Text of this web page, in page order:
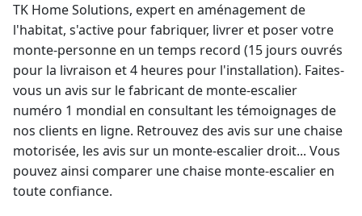
TK Home Solutions, expert en aménagement de
l'habitat, s'active pour fabriquer, livrer et poser votre
monte-personne en un temps record (15 jours ouvrés
pour la livraison et 4 heures pour l'installation). Faites-
vous un avis sur le fabricant de monte-escalier
numéro 1 mondial en consultant les témoignages de
nos clients en ligne. Retrouvez des avis sur une chaise
motorisée, les avis sur un monte-escalier droit... Vous
pouvez ainsi comparer une chaise monte-escalier en
toute confiance.